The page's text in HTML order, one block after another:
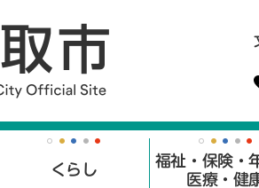
くらし
福祉・保険・
医療・健